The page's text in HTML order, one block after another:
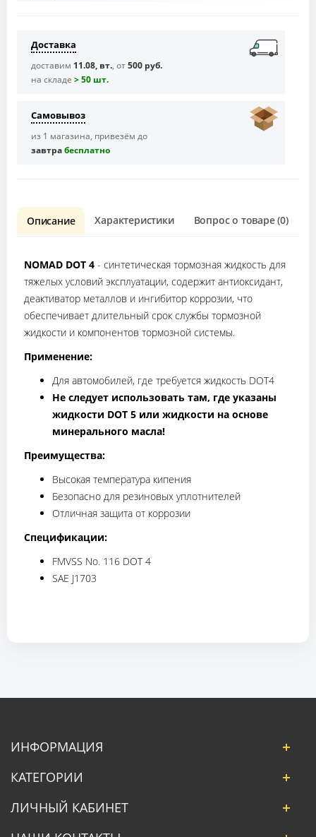
Доставка
доставим 11.08, вт., от500 руб.
на складе > 50 шт.
Самовывоз
из 1 магазина, привезём до
завтрабесплaтно
Описание Характеристики Вопрос о товаре (0)
NOMAD DOT 4 - синтетическая тормозная жидкость для
тяжелых условий эксплуатации, содержит антиоксидант,
деактиватор металлов и ингибитор коррозии, что
обеспечивает длительный срок службы тормозной
жидкости и компонентов тормозной системы.
Применение:
Для автомобилей, где требуется жидкость DOT4
Не следует использовать там, где указаны
жидкости DOT 5 или жидкости на основе
минерального масла!
Преимущества:
Высокая температура кипения
Безопасно для резиновых уплотнителей
Отличная защита от коррозии
Спецификации:
FMVSS No. 116 DOT 4
SAE J1703
ИНФОРМАЦИЯ
КАТЕГОРИИ
ЛИЧНЫЙ КАБИНЕТ